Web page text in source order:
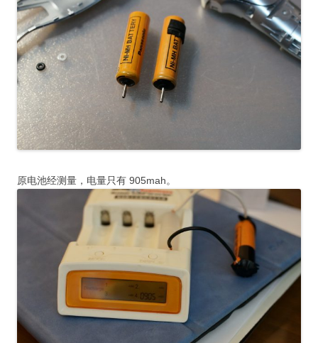
原电池经测量，电量只有 905mah。